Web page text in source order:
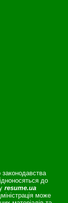
законодавства
до
resume.ua
може